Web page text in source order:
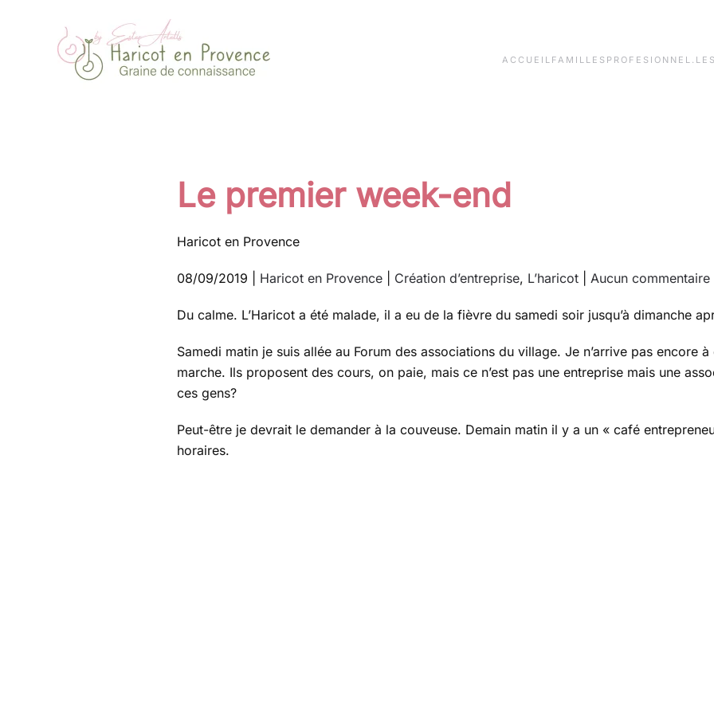
Passer au contenu principal
ACCUEIL FAMILLES PROFESIONNEL.LES
Le premier week-end
Haricot en Provence
08/09/2019 Haricot en Provence Création d’entreprise, L’haricot Aucun commentaire
Du calme. L’Haricot a été malade, il a eu de la fièvre du samedi soir jusqu’à dimanche
Samedi matin je suis allée au Forum des associations du village. Je n’arrive pas encore
marche. Ils proposent des cours, on paie, mais ce n’est pas une entreprise mais une
ces gens?
Peut-être je devrait le demander à la couveuse. Demain matin il y a un « café
horaires.